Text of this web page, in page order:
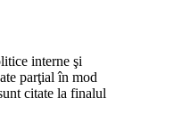
interne şi
parţial în mod
citate la finalul